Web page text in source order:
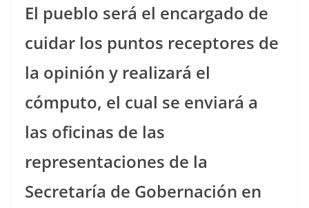
El pueblo será el encargado de
cuidar los puntos receptores de
la opinión y realizará el
cómputo, el cual se enviará a
las oficinas de las
representaciones de la
Secretaría de Gobernación en